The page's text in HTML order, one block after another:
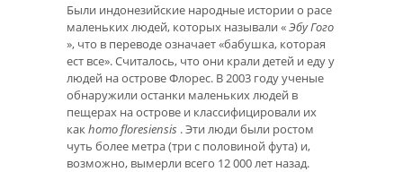
Были индонезийские народные истории о расе
маленьких людей, которых называли «Эбу Гого
», что в переводе означает «бабушка, которая
ест все». Считалось, что они крали детей и еду у
людей на острове Флорес. В 2003 году ученые
обнаружили останки маленьких людей в
пещерах на острове и классифицировали их
как homo floresiensis . Эти люди были ростом
чуть более метра (три с половиной фута) и,
возможно, вымерли всего 12 000 лет назад.